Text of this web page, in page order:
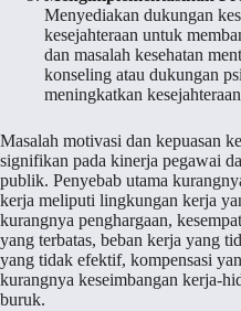
Menyediakan dukungan
kesejahteraan untuk
dan masalah kesehatan
konseling atau dukungan
meningkatkan
Masalah motivasi dan kepuasan
signifikan pada kinerja pegawai
publik. Penyebab utama
kerja meliputi lingkungan kerja
kurangnya penghargaan,
yang terbatas, beban kerja yang
yang tidak efektif, kompensasi
kurangnya keseimbangan kerja-
buruk.